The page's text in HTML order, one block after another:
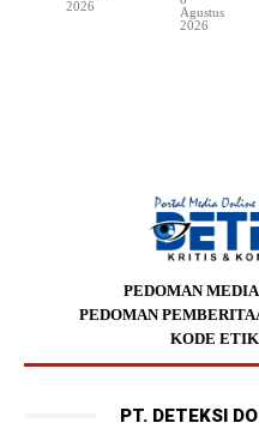
2026
Agustus
2026
PEDOMAN
PEDOMAN
KODE
PT. DETEKSI